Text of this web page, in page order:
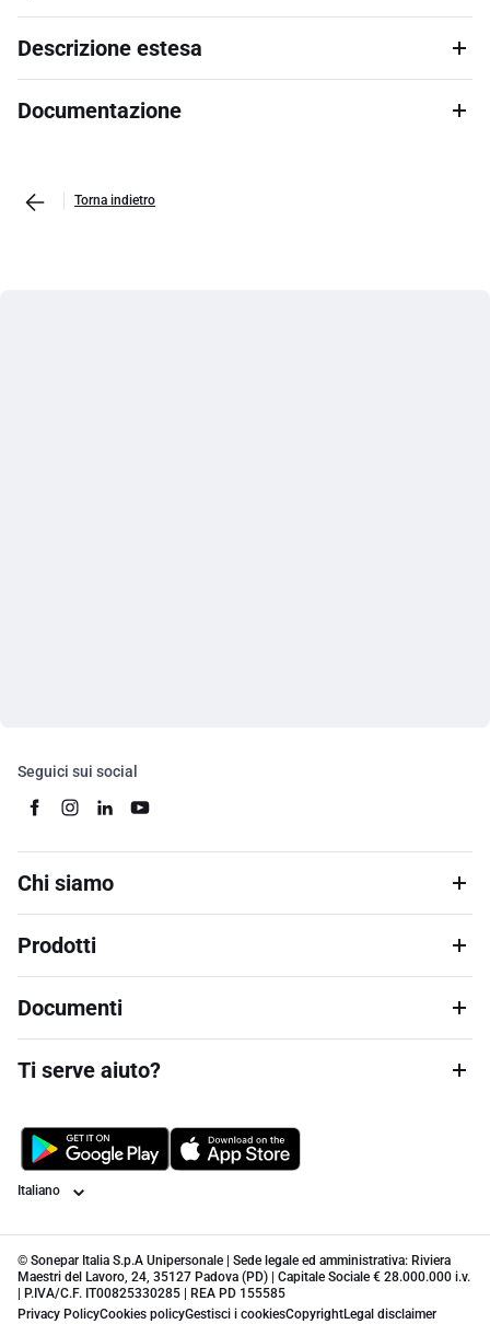
Descrizione estesa
Documentazione
Torna indietro
Seguici sui social
Chi siamo
Prodotti
Documenti
Ti serve aiuto?
Lingua
© Sonepar Italia S.p.A Unipersonale | Sede legale ed amministrativa: Riviera
Maestri del Lavoro, 24, 35127 Padova (PD) | Capitale Sociale € 28.000.000 i.v.
| P.IVA/C.F. IT00825330285 | REA PD 155585
Privacy PolicyCookies policyGestisci i cookiesCopyrightLegal disclaimer